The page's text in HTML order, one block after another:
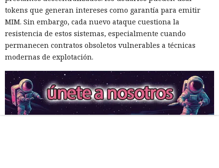
tokens que generan intereses como garantía para emitir
MIM. Sin embargo, cada nuevo ataque cuestiona la
resistencia de estos sistemas, especialmente cuando
permanecen contratos obsoletos vulnerables a técnicas
modernas de explotación.